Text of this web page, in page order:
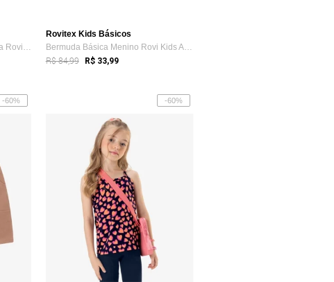
Regata Básica Infantil Feminina Rovi Kids Preto
Rovitex Kids Básicos
Bermuda Básica Menino Rovi Kids Azul
R$ 84,99 R$ 33,99
-60% -60%